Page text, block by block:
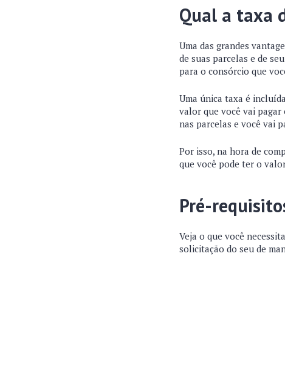
Qual a taxa
Uma das grandes
de suas parcelas e de
para o consórcio que
Uma única taxa é
valor que você vai
nas parcelas e você vai
Por isso, na hora de
que você pode ter o
Pré-
Veja o que você
solicitação do seu de